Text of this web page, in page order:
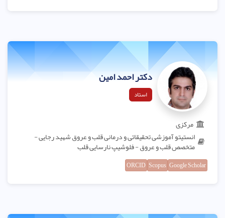
دکتر احمد امین
استاد
مرکزی
انستیتو آموزشی تحقیقاتی و درمانی قلب و عروق شهید رجایی -
متخصص قلب و عروق - فلوشیپ نارسایی قلب
Google Scholar
Scopus
ORCID